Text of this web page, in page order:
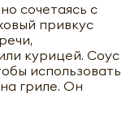
сочетаясь с
привкус
курицей. Соус
использовать
гриле. Он